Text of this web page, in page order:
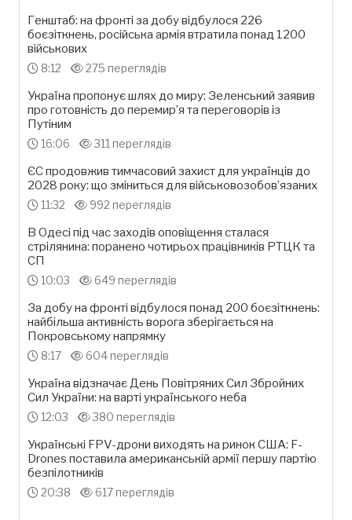
Генштаб: на фронті за добу відбулося 226
боєзіткнень, російська армія втратила понад 1200
військових
8:12 275 переглядів
Україна пропонує шлях до миру: Зеленський заявив
про готовність до перемир’я та переговорів із
Путіним
16:06 311 переглядів
ЄС продовжив тимчасовий захист для українців до
2028 року: що зміниться для військовозобов’язаних
11:32 992 переглядів
В Одесі під час заходів оповіщення сталася
стрілянина: поранено чотирьох працівників РТЦК та
СП
10:03 649 переглядів
За добу на фронті відбулося понад 200 боєзіткнень:
найбільша активність ворога зберігається на
Покровському напрямку
8:17 604 переглядів
Україна відзначає День Повітряних Сил Збройних
Сил України: на варті українського неба
12:03 380 переглядів
Українські FPV-дрони виходять на ринок США: F-
Drones поставила американській армії першу партію
безпілотників
20:38 617 переглядів